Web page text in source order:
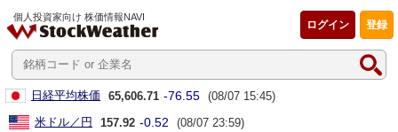
個人投資家向け 株価情報NAVI
登録
ログイン
日経平均株価 65,606.71 -76.55 (08/07 15:45)
米ドル／円
157.92 -0.52 (08/07 23:59)